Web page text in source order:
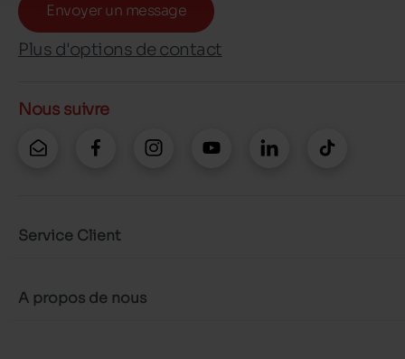
Envoyer un message
Plus d'options de contact
Nous suivre
Service Client
A propos de nous